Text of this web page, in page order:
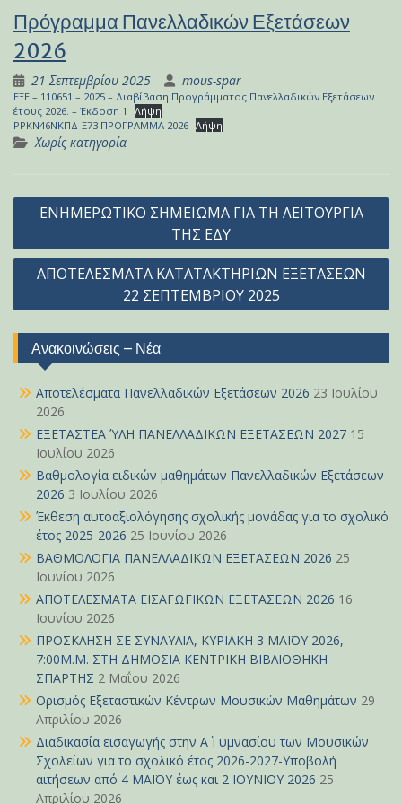
Πρόγραμμα Πανελλαδικών Εξετάσεων
2026
21 Σεπτεμβρίου 2025 mous-spar
ΕΞΕ – 110651 – 2025 – Διαβίβαση Προγράμματος Πανελλαδικών Εξετάσεων
έτους 2026. – Έκδοση 1
Λήψη
ΡΡΚΝ46ΝΚΠΔ-Ξ73 ΠΡΟΓΡΑΜΜΑ 2026 Λήψη
Χωρίς κατηγορία
Πλοήγηση
ΕΝΗΜΕΡΩΤΙΚΟ ΣΗΜΕΙΩΜΑ ΓΙΑ ΤΗ ΛΕΙΤΟΥΡΓΙΑ
ΤΗΣ ΕΔΥ
ΑΠΟΤΕΛΕΣΜΑΤΑ ΚΑΤΑΤΑΚΤΗΡΙΩΝ ΕΞΕΤΑΣΕΩΝ
22 ΣΕΠΤΕΜΒΡΙΟΥ 2025
Ανακοινώσεις – Νέα
Αποτελέσματα Πανελλαδικών Εξετάσεων 2026 23 Ιουλίου
2026
ΕΞΕΤΑΣΤΕΑ ΎΛΗ ΠΑΝΕΛΛΑΔΙΚΩΝ ΕΞΕΤΑΣΕΩΝ 2027 15
Ιουλίου 2026
Βαθμολογία ειδικών μαθημάτων Πανελλαδικών Εξετάσεων
2026 3 Ιουλίου 2026
Έκθεση αυτοαξιολόγησης σχολικής μονάδας για το σχολικό
έτος 2025-2026 25 Ιουνίου 2026
ΒΑΘΜΟΛΟΓΙΑ ΠΑΝΕΛΛΑΔΙΚΩΝ ΕΞΕΤΑΣΕΩΝ 2026 25
Ιουνίου 2026
ΑΠΟΤΕΛΕΣΜΑΤΑ ΕΙΣΑΓΩΓΙΚΩΝ ΕΞΕΤΑΣΕΩΝ 2026 16
Ιουνίου 2026
ΠΡΟΣΚΛΗΣΗ ΣΕ ΣΥΝΑΥΛΙΑ, ΚΥΡΙΑΚΗ 3 ΜΑΪΟΥ 2026,
7:00Μ.Μ. ΣΤΗ ΔΗΜΟΣΙΑ ΚΕΝΤΡΙΚΗ ΒΙΒΛΙΟΘΗΚΗ
ΣΠΑΡΤΗΣ 2 Μαΐου 2026
Ορισμός Εξεταστικών Κέντρων Μουσικών Μαθημάτων 29
Απριλίου 2026
Διαδικασία εισαγωγής στην Α΄ Γυμνασίου των Μουσικών
Σχολείων για το σχολικό έτος 2026-2027-Υποβολή
αιτήσεων από 4 ΜΑΪΟΥ έως και 2 ΙΟΥΝΙΟΥ 2026 25
Απριλίου 2026